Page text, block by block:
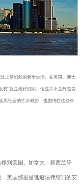
上梦幻般的奢华生活。在美国、澳大
村”就是最好说明。但这并不是外逃贪
黑社会的性命威胁，也围绕在这些外
到美国、加拿大、新西兰等
美国那里是逃避法律惩罚的安